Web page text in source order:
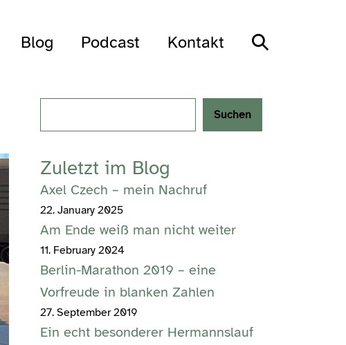
Blog Podcast Kontakt
Search
Suchen
Zuletzt im Blog
Axel Czech – mein Nachruf
22. January 2025
Am Ende weiß man nicht weiter
11. February 2024
Berlin-Marathon 2019 – eine
Vorfreude in blanken Zahlen
27. September 2019
Ein echt besonderer Hermannslauf